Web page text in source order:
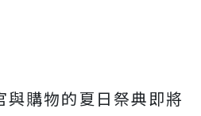
與購物的夏日祭典即將